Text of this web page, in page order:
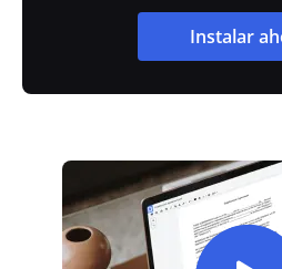
Instalar